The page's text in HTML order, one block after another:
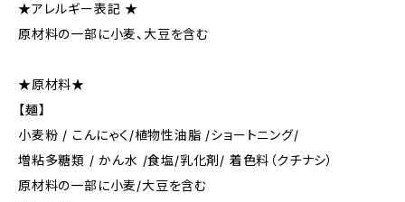
★アレルギー表記 ★
原材料の一部に小麦、大豆を含む
★原材料★
【麺】
小麦粉 / こんにゃく/植物性油脂 /ショートニング/
増粘多糖類 / かん水 /食塩/乳化剤/ 着色料（クチナシ）
原材料の一部に小麦/大豆を含む